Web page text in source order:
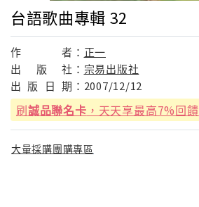
台語歌曲專輯 32
作 者： 正一
出
版 社： 宗易出版社
出 版 日 期： 2007/12/12
刷誠品聯名卡 ，天天享最高7%回饋
大量採購團購專區